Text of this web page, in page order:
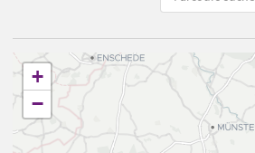
+
−